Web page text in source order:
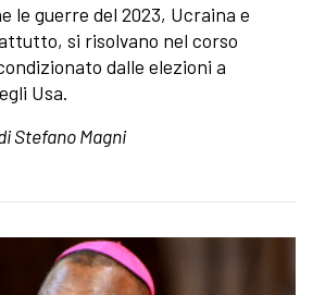
le guerre del 2023, Ucraina e
si risolvano nel corso
dalle elezioni a
Usa.
Stefano Magni